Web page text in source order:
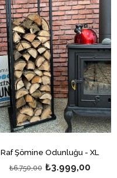
Raf Şömine Odunluğu - XL
₺3.999,00
₺6.750,00